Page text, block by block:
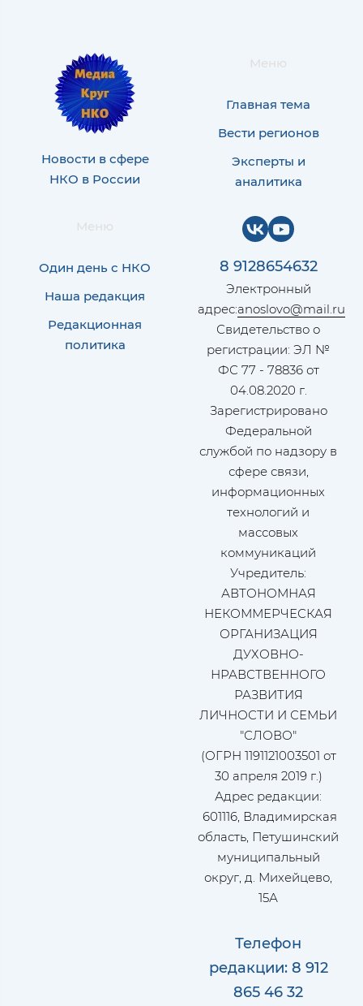
Новости в сфере
НКО в России
Меню
Главная тема
Вести регионов
Эксперты и
аналитика
Меню
Один день с НКО
Наша редакция
Редакционная
политика
8 9128654632
Электронный
адрес:anoslovo@mail.ru
Свидетельство о
регистрации: ЭЛ №
ФС 77 - 78836 от
04.08.2020 г.
Зарегистрировано
Федеральной
службой по надзору в
сфере связи,
информационных
технологий и
массовых
коммуникаций
Учредитель:
АВТОНОМНАЯ
НЕКОММЕРЧЕСКАЯ
ОРГАНИЗАЦИЯ
ДУХОВНО-
НРАВСТВЕННОГО
РАЗВИТИЯ
ЛИЧНОСТИ И СЕМЬИ
"СЛОВО"
(ОГРН 1191121003501 от
30 апреля 2019 г.)
Адрес редакции:
601116, Владимирская
область, Петушинский
муниципальный
округ, д. Михейцево,
15А
Телефон
редакции: 8 912
865 46 32